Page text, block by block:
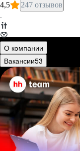
4,5 247 отзывов
·
О компании
Вакансии53